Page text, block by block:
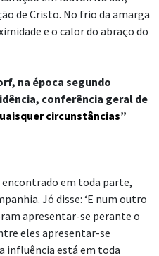
de Cristo. No frio da amarga
e o calor do abraço do
na época segundo
conferência geral de
circunstâncias”
encontrado em toda parte,
Jó disse: ‘E num outro
apresentar-se perante o
eles apresentar-se
influência está em toda